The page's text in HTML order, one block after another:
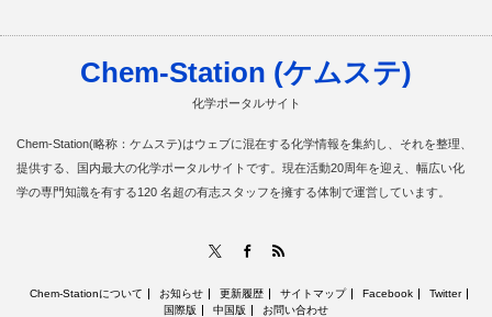
Chem-Station (ケムステ)
化学ポータルサイト
Chem-Station(略称：ケムステ)はウェブに混在する化学情報を集約し、それを整理、
提供する、国内最大の化学ポータルサイトです。現在活動20周年を迎え、幅広い化
学の専門知識を有する120 名超の有志スタッフを擁する体制で運営しています。
Facebook
Chem-Stationについて お知らせ 更新履歴 サイトマップ Facebook
Twitter
国際版
中国版 お問い合わせ